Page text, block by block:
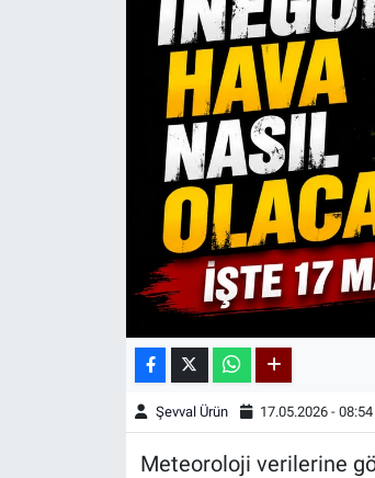
Şevval Ürün 17.05.2026 - 08:54
Meteoroloji verilerine
Kadın & Aile
Kültür & Sanat
Astroloji-Rüya